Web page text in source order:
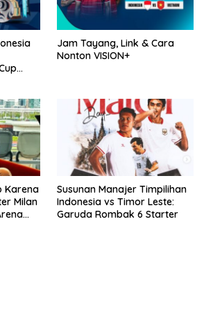
Jam Tayang, Link & Cara
Nonton VISION+
Karena
Milan
Susunan Manajer Timpilihan
Indonesia vs Timor Leste:
Garuda Rombak 6 Starter